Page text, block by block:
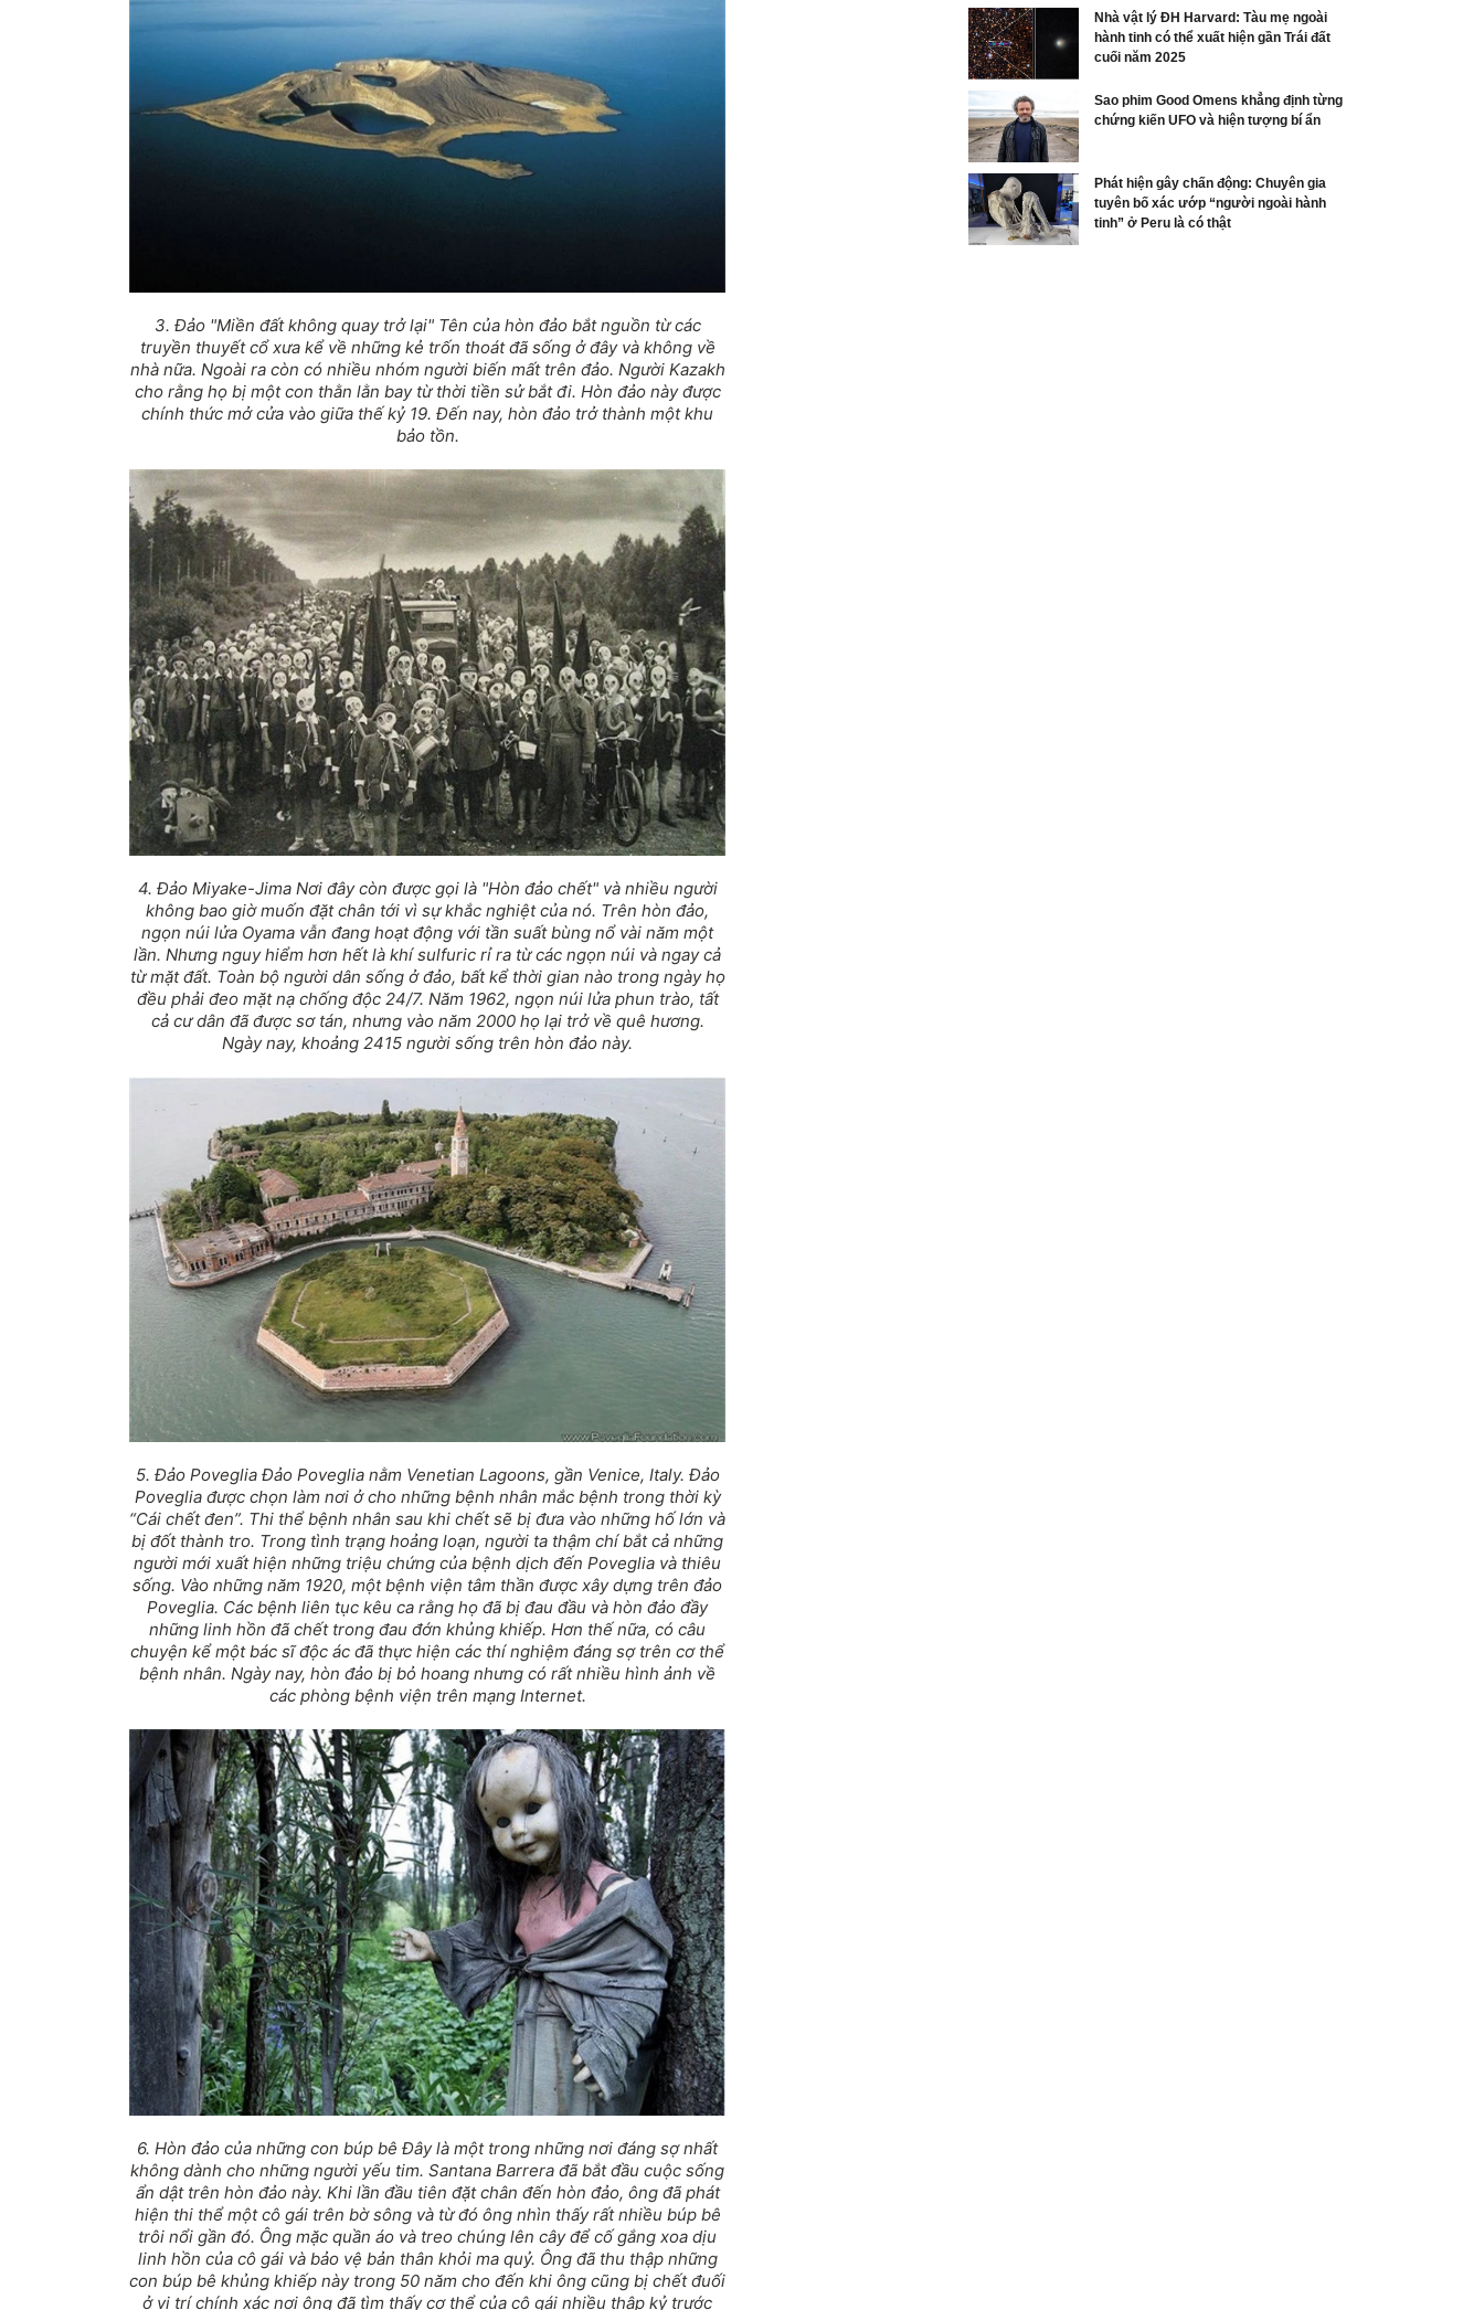
3. Đảo "Miền đất không quay trở lại" Tên của hòn đảo bắt nguồn từ các
truyền thuyết cổ xưa kể về những kẻ trốn thoát đã sống ở đây và không về
nhà nữa. Ngoài ra còn có nhiều nhóm người biến mất trên đảo. Người Kazakh
cho rằng họ bị một con thằn lằn bay từ thời tiền sử bắt đi. Hòn đảo này được
chính thức mở cửa vào giữa thế kỷ 19. Đến nay, hòn đảo trở thành một khu
bảo tồn.
4. Đảo Miyake-Jima Nơi đây còn được gọi là "Hòn đảo chết" và nhiều người
không bao giờ muốn đặt chân tới vì sự khắc nghiệt của nó. Trên hòn đảo,
ngọn núi lửa Oyama vẫn đang hoạt động với tần suất bùng nổ vài năm một
lần. Nhưng nguy hiểm hơn hết là khí sulfuric rỉ ra từ các ngọn núi và ngay cả
từ mặt đất. Toàn bộ người dân sống ở đảo, bất kể thời gian nào trong ngày họ
đều phải đeo mặt nạ chống độc 24/7. Năm 1962, ngọn núi lửa phun trào, tất
cả cư dân đã được sơ tán, nhưng vào năm 2000 họ lại trở về quê hương.
Ngày nay, khoảng 2415 người sống trên hòn đảo này.
5. Đảo Poveglia Đảo Poveglia nằm Venetian Lagoons, gần Venice, Italy. Đảo
Poveglia được chọn làm nơi ở cho những bệnh nhân mắc bệnh trong thời kỳ
“Cái chết đen”. Thi thể bệnh nhân sau khi chết sẽ bị đưa vào những hố lớn và
bị đốt thành tro. Trong tình trạng hoảng loạn, người ta thậm chí bắt cả những
người mới xuất hiện những triệu chứng của bệnh dịch đến Poveglia và thiêu
sống. Vào những năm 1920, một bệnh viện tâm thần được xây dựng trên đảo
Poveglia. Các bệnh liên tục kêu ca rằng họ đã bị đau đầu và hòn đảo đầy
những linh hồn đã chết trong đau đớn khủng khiếp. Hơn thế nữa, có câu
chuyện kể một bác sĩ độc ác đã thực hiện các thí nghiệm đáng sợ trên cơ thể
bệnh nhân. Ngày nay, hòn đảo bị bỏ hoang nhưng có rất nhiều hình ảnh về
các phòng bệnh viện trên mạng Internet.
6. Hòn đảo của những con búp bê Đây là một trong những nơi đáng sợ nhất
không dành cho những người yếu tim. Santana Barrera đã bắt đầu cuộc sống
ẩn dật trên hòn đảo này. Khi lần đầu tiên đặt chân đến hòn đảo, ông đã phát
hiện thi thể một cô gái trên bờ sông và từ đó ông nhìn thấy rất nhiều búp bê
trôi nổi gần đó. Ông mặc quần áo và treo chúng lên cây để cố gắng xoa dịu
linh hồn của cô gái và bảo vệ bản thân khỏi ma quỷ. Ông đã thu thập những
con búp bê khủng khiếp này trong 50 năm cho đến khi ông cũng bị chết đuối
ở vị trí chính xác nơi ông đã tìm thấy cơ thể của cô gái nhiều thập kỷ trước
Nhà vật lý ĐH Harvard: Tàu mẹ ngoài
hành tinh có thể xuất hiện gần Trái đất
cuối năm 2025
Sao phim Good Omens khẳng định từng
chứng kiến UFO và hiện tượng bí ẩn
Phát hiện gây chấn động: Chuyên gia
tuyên bố xác ướp “người ngoài hành
tinh” ở Peru là có thật